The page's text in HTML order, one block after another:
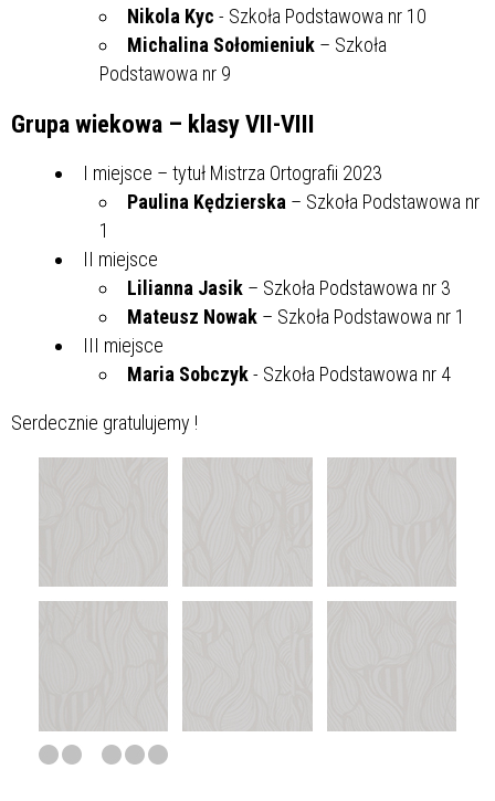
Nikola Kyc - Szkoła Podstawowa nr 10
Michalina Sołomieniuk – Szkoła
Podstawowa nr 9
Grupa wiekowa – klasy VII-VIII
I miejsce – tytuł Mistrza Ortografii 2023
Paulina Kędzierska – Szkoła Podstawowa nr
1
II miejsce
Lilianna Jasik – Szkoła Podstawowa nr 3
Mateusz Nowak – Szkoła Podstawowa nr 1
III miejsce
Maria Sobczyk- Szkoła Podstawowa nr 4
Serdecznie gratulujemy !